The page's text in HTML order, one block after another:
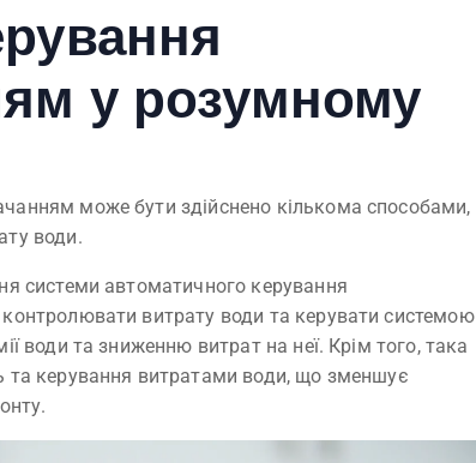
у розумному
може бути здійснено кількома способами,
води.
системи автоматичного керування
витрату води та керувати системою
води та зниженню витрат на неї. Крім того, така
та керування витратами води, що зменшує